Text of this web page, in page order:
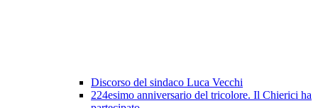
Discorso del sindaco Luca Vecchi
224esimo anniversario del tricolore. Il Chierici ha